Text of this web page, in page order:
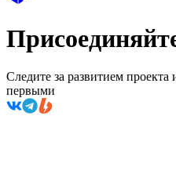
Следите за развитием проекта
первыми